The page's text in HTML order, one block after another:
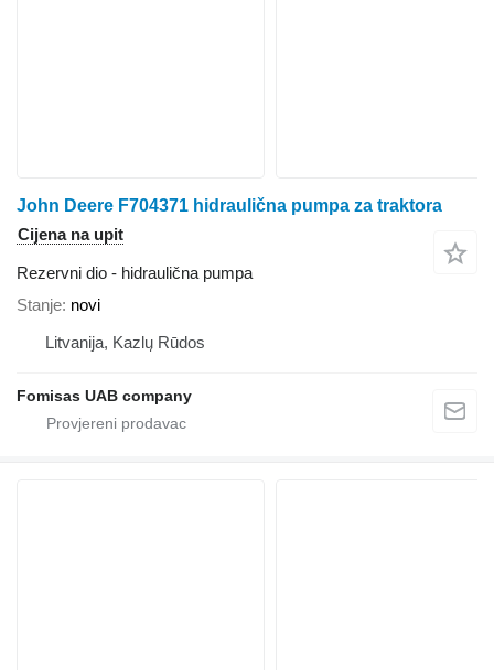
John Deere F704371 hidraulična pumpa za traktora
Cijena na upit
Rezervni dio - hidraulična pumpa
Stanje novi
Litvanija, Kazlų Rūdos
Fomisas UAB company